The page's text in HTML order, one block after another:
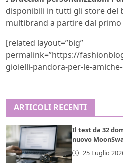
disponibili in tutti gli store del
multibrand a partire dal primo
[related layout=”big”
permalink=”https://
gioielli-pandora-per-le-
ARTICOLI RECENTI
Il test da 32
nuovo
25 Luglio